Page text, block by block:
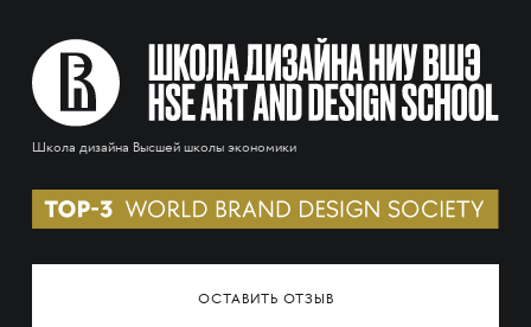
Школа дизайна Высшей школы экономики
ОСТАВИТЬ ОТЗЫВ